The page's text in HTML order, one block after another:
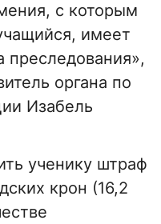
с которым
имеет
преследования»,
органа по
Изабель
ученику штраф
крон (16,2